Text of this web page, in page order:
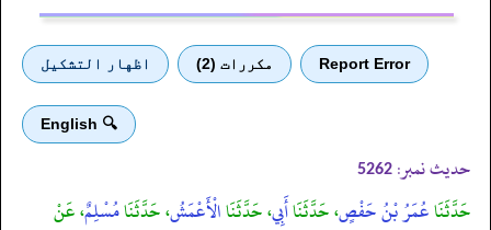
Report Error مكررات (2) اظهار التشكيل
🔍 English
حدیث نمبر: 5262
حَدَّثَنَاعُمَرُ بْنُ حَفْصٍ، حَدَّثَنَاأَبِي، حَدَّثَنَاالْأَعْمَشُ، حَدَّثَنَامُسْلِمٌ، عَنْ